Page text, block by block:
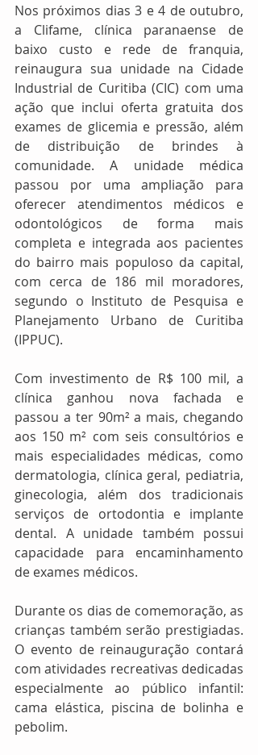
Nos próximos dias 3 e 4 de outubro,
a Clifame, clínica paranaense de
baixo custo e rede de franquia,
reinaugura sua unidade na Cidade
Industrial de Curitiba (CIC) com uma
ação que inclui oferta gratuita dos
exames de glicemia e pressão, além
de distribuição de brindes à
comunidade. A unidade médica
passou por uma ampliação para
oferecer atendimentos médicos e
odontológicos de forma mais
completa e integrada aos pacientes
do bairro mais populoso da capital,
com cerca de 186 mil moradores,
segundo o Instituto de Pesquisa e
Planejamento Urbano de Curitiba
(IPPUC).
Com investimento de R$ 100 mil, a
clínica ganhou nova fachada e
passou a ter 90m² a mais, chegando
aos 150 m² com seis consultórios e
mais especialidades médicas, como
dermatologia, clínica geral, pediatria,
ginecologia, além dos tradicionais
serviços de ortodontia e implante
dental. A unidade também possui
capacidade para encaminhamento
de exames médicos.
Durante os dias de comemoração, as
crianças também serão prestigiadas.
O evento de reinauguração contará
com atividades recreativas dedicadas
especialmente ao público infantil:
cama elástica, piscina de bolinha e
pebolim.